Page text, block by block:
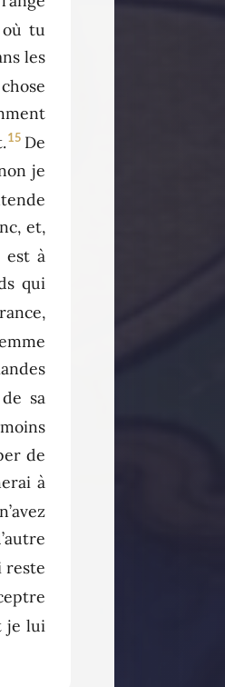
où tu
les
15 De
je
et,
est à
qui
sa
de
à
reste
je lui